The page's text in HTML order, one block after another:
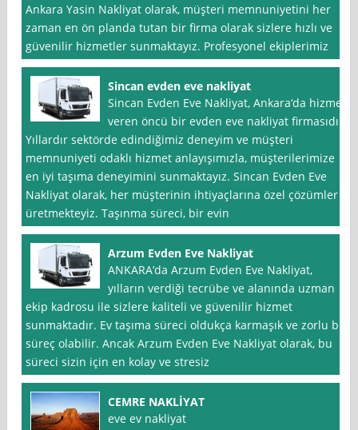
Ankara Yasin Nakliyat olarak, müşteri memnuniyetini her
zaman en ön planda tutan bir firma olarak sizlere hızlı ve
güvenilir hizmetler sunmaktayız. Profesyonel ekiplerimiz
Sincan evden eve nakliyat
Sincan Evden Eve Nakliyat, Ankara‘da hizmet
veren öncü bir evden eve nakliyat firmasıdır.
Yıllardır sektörde edindiğimiz deneyim ve müşteri
memnuniyeti odaklı hizmet anlayışımızla, müşterilerimize
en iyi taşıma deneyimini sunmaktayız. Sincan Evden Eve
Nakliyat olarak, her müşterinin ihtiyaçlarına özel çözümler
üretmekteyiz. Taşınma süreci, bir evin
Arzum Evden Eve Nakliyat
ANKARA’da Arzum Evden Eve Nakliyat,
yılların verdiği tecrübe ve alanında uzman
ekip kadrosu ile sizlere kaliteli ve güvenilir hizmet
sunmaktadır. Ev taşıma süreci oldukça karmaşık ve zorlu bir
süreç olabilir. Ancak Arzum Evden Eve Nakliyat olarak, bu
süreci sizin için en kolay ve stresiz
CEMRE NAKLİYAT
eve ev nakliyat